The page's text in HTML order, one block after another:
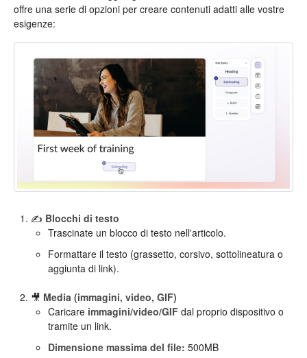
offre una serie di opzioni per creare contenuti adatti alle vostre
esigenze:
✍ Blocchi di testo
Trascinate un blocco di testo nell'articolo.
Formattare il testo (grassetto, corsivo, sottolineatura o
aggiunta di link).
🎥 Media (immagini, video, GIF)
Caricare immagini/video/GIF dal proprio dispositivo o
tramite un link.
Dimensione massima del file: 500MB